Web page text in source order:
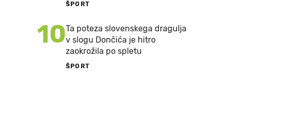
ŠPORT
10Ta poteza slovenskega dragulja
v slogu Dončića je hitro
zaokrožila po spletu
ŠPORT